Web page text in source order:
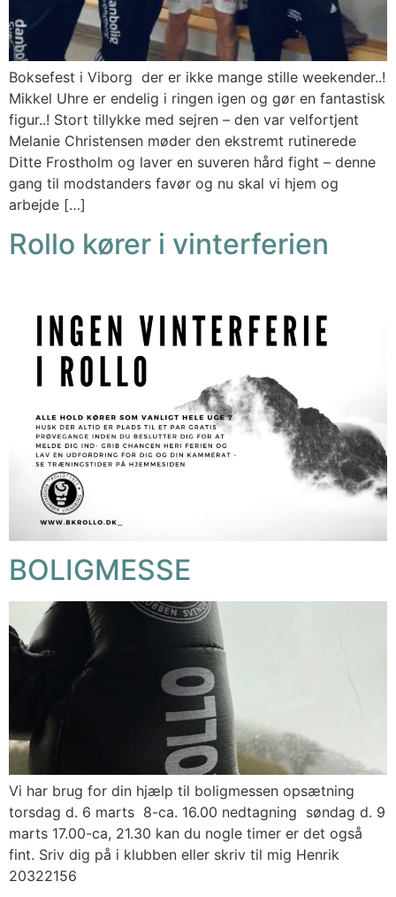
Boksefest i Viborg der er ikke mange stille weekender..!
Mikkel Uhre er endelig i ringen igen og gør en fantastisk
figur..! Stort tillykke med sejren – den var velfortjent
Melanie Christensen møder den ekstremt rutinerede
Ditte Frostholm og laver en suveren hård fight – denne
gang til modstanders favør og nu skal vi hjem og
arbejde […]
Rollo kører i vinterferien
BOLIGMESSE
Vi har brug for din hjælp til boligmessen opsætning
torsdag d. 6 marts 8-ca. 16.00 nedtagning søndag d. 9
marts 17.00-ca, 21.30 kan du nogle timer er det også
fint. Sriv dig på i klubben eller skriv til mig Henrik
20322156